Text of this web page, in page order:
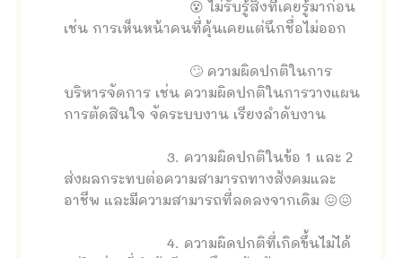
😵 ไม่รับรู้สิ่งที่เคยรู้มาก่อน
เช่น การเห็นหน้าคนที่คุ้นเคยแต่นึกชื่อไม่ออก
🙄 ความผิดปกติในการ
บริหารจัดการ เช่น ความผิดปกติในการวางแผน
การตัดสินใจ จัดระบบงาน เรียงลำดับงาน
3. ความผิดปกติในข้อ 1 และ 2
ส่งผลกระทบต่อความสามารถทางสังคมและ
อาชีพ และมีความสามารถที่ลดลงจากเดิม 😖😖
4. ความผิดปกติที่เกิดขึ้นไม่ได้